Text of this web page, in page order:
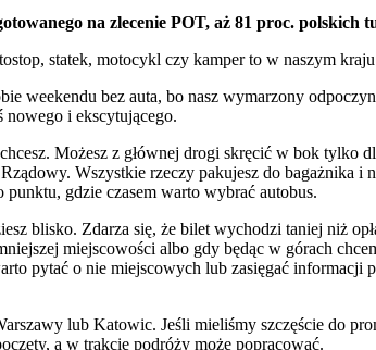
na zlecenie POT, aż 81 proc. polskich
statek, motocykl czy kamper to w naszym
weekendu bez auta, bo nasz wymarzony
i ekscytującego.
Możesz z głównej drogi skręcić w bok tylko
Wszystkie rzeczy pakujesz do bagażnika
gdzie czasem warto wybrać autobus.
blisko. Zdarza się, że bilet wychodzi taniej niż
miejscowości albo gdy będąc w górach
pytać o nie miejscowych lub zasięgać
lub Katowic. Jeśli mieliśmy szczęście do
a w trakcie podróży może popracować.